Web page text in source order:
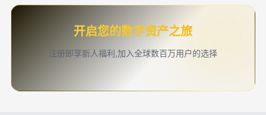
开启您的数字资产之旅
注册即享新人福利,加入全球数百万用户的选择